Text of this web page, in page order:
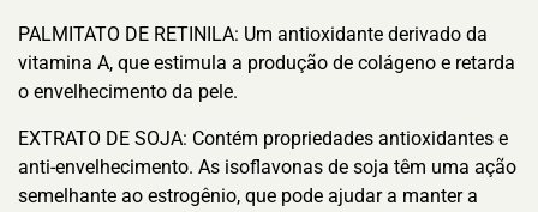
PALMITATO DE RETINILA: Um antioxidante derivado da
vitamina A, que estimula a produção de colágeno e retarda
o envelhecimento da pele.
EXTRATO DE SOJA: Contém propriedades antioxidantes e
anti-envelhecimento. As isoflavonas de soja têm uma ação
semelhante ao estrogênio, que pode ajudar a manter a